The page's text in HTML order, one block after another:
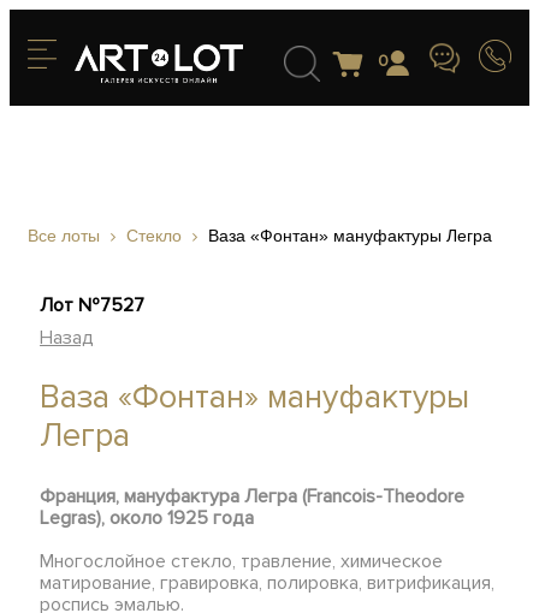
0
Все лоты Стекло Ваза «Фонтан» мануфактуры Легра
Лот №7527
Назад
Ваза «Фонтан» мануфактуры
Легра
Франция, мануфактура Легра (Francois-Theodore
Legras), около 1925 года
Многослойное стекло, травление, химическое
матирование, гравировка, полировка, витрификация,
роспись эмалью.